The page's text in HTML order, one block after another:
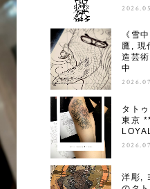
《雪
鷹, 現
造芸
中
タト
東京
洋彫,